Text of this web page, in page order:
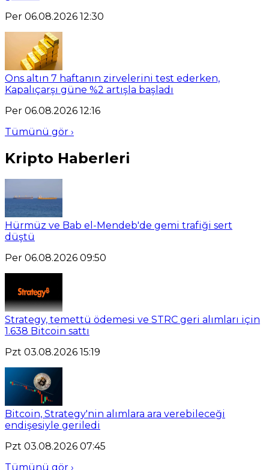
Per 06.08.2026 12:30
Ons altın 7 haftanın zirvelerini test ederken,
Kapalıçarşı güne %2 artışla başladı
Per 06.08.2026 12:16
Tümünü gör ›
Kripto Haberleri
Hürmüz ve Bab el-Mendeb'de gemi trafiği sert
düştü
Per 06.08.2026 09:50
Strategy, temettü ödemesi ve STRC geri alımları için
1.638 Bitcoin sattı
Pzt 03.08.2026 15:19
Bitcoin, Strategy'nin alımlara ara verebileceği
endişesiyle geriledi
Pzt 03.08.2026 07:45
Tümünü gör ›